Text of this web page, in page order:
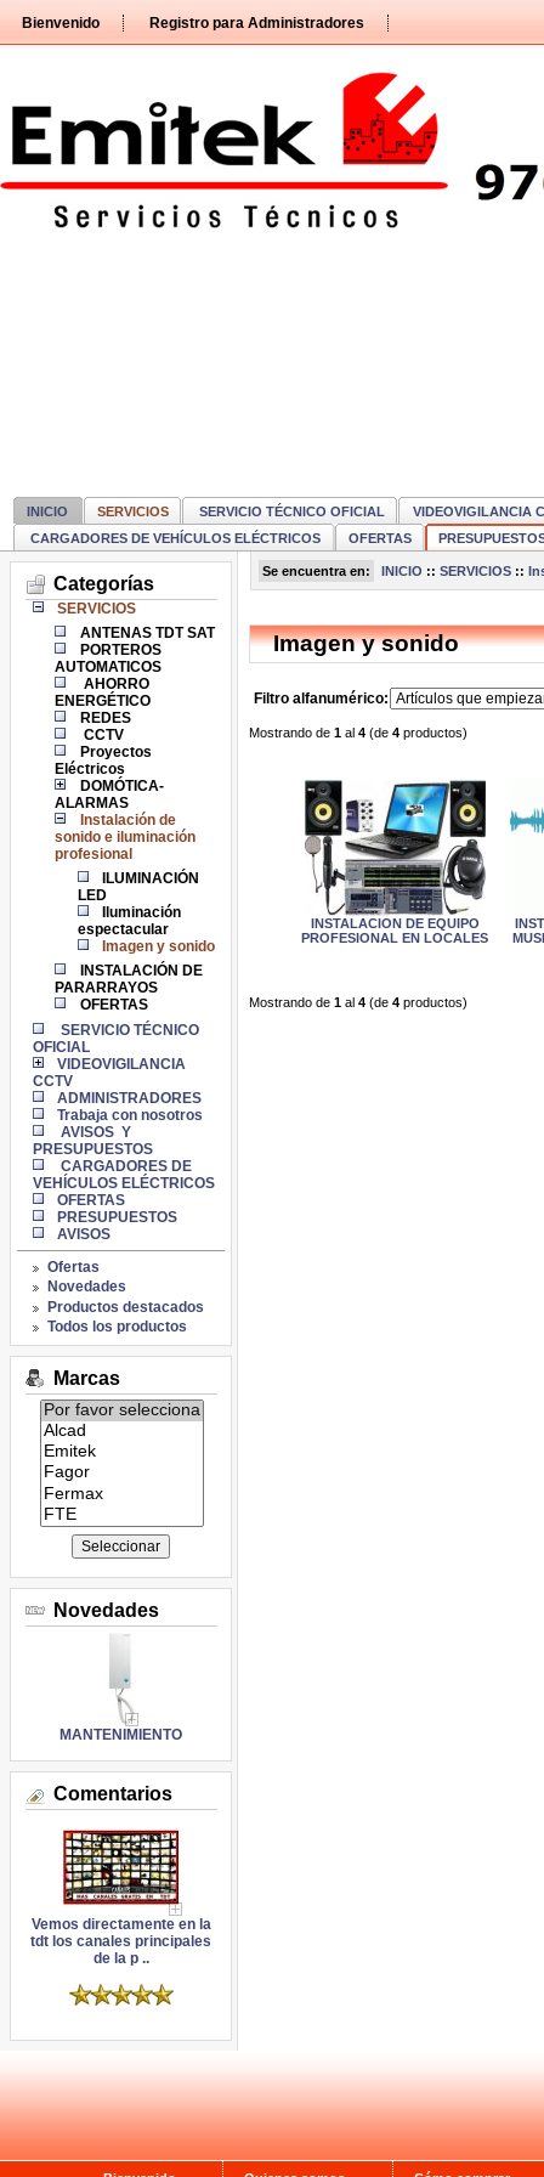
directamente
Bienvenido Registro para Administradores
INICIO SERVICIOS SERVICIO TÉCNICO OFICIAL
VIDEOVIGILANCIA
CARGADORES DE VEHÍCULOS ELÉCTRICOS
OFERTAS
Categorías
SERVICIOS
ANTENAS TDT SAT
PORTEROS
AUTOMATICOS
AHORRO
ENERGÉTICO
REDES
CCTV
Proyectos
Eléctricos
DOMÓTICA-
ALARMAS
Instalación de
sonido e iluminación
profesional
ILUMINACIÓN
LED
Iluminación
espectacular
Imagen y sonido
INSTALACIÓN DE
PARARRAYOS
OFERTAS
SERVICIO TÉCNICO
OFICIAL
VIDEOVIGILANCIA
CCTV
ADMINISTRADORES
Trabaja con nosotros
AVISOS Y
PRESUPUESTOS
CARGADORES DE
VEHÍCULOS ELÉCTRICOS
OFERTAS
PRESUPUESTOS
AVISOS
Ofertas
Novedades
Productos destacados
Todos los productos
Marcas
Listado
de
marcas:
Novedades
MANTENIMIENTO
Comentarios
Vemos directamente en la
tdt los canales principales
de la p ..
Se encuentra en: INICIO :: SERVICIOS::
Imagen y sonido
Filtro alfanumérico:
Mostrando de 1al 4(de 4productos)
INSTALACION DE EQUIPO
PROFESIONAL EN LOCALES
Mostrando de 1al 4(de 4productos)